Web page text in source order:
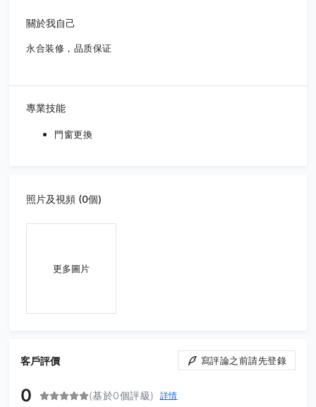
關於我自己
永合装修，品质保证
專業技能
門窗更換
照片及視頻 (0個)
更多圖片
客戶評價 寫評論之前請先登錄
0 (基於0個評級) 詳情